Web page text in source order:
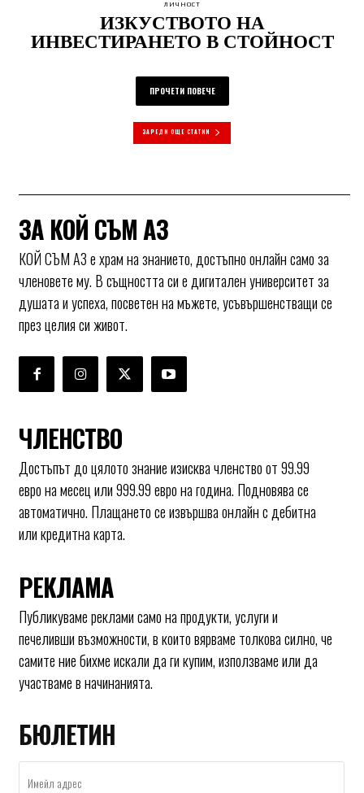
ЛИЧНОСТ
ИЗКУСТВОТО НА
ИНВЕСТИРАНЕТО В СТОЙНОСТ
ПРОЧЕТИ ПОВЕЧЕ
ЗАРЕДИ ОЩЕ СТАТИИ
ЗА КОЙ СЪМ АЗ
КОЙ СЪМ АЗ е храм на знанието, достъпно онлайн само за
членовете му. В същността си е дигитален университет за
душата и успеха, посветен на мъжете, усъвършенстващи се
през целия си живот.
ЧЛЕНСТВО
Достъпът до цялото знание изисква членство от 99.99
евро на месец или 999.99 евро на година. Подновява се
автоматично. Плащането се извършва онлайн с дебитна
или кредитна карта.
РЕКЛАМА
Публикуваме реклами само на продукти, услуги и
печеливши възможности, в които вярваме толкова силно, че
самите ние бихме искали да ги купим, използваме или да
участваме в начинанията.
БЮЛЕТИН